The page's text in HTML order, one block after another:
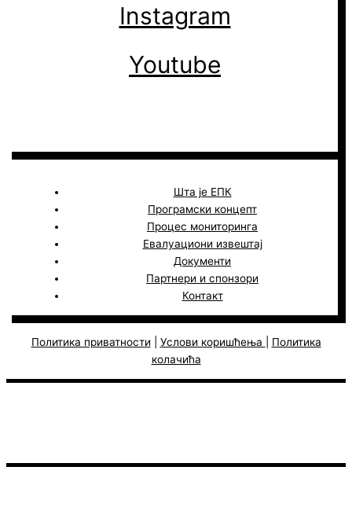
Instagram
Youtube
Шта је ЕПК
Програмски концепт
Процес мониторинга
Евалуациони извештај
Документи
Партнери и спонзори
Контакт
Политика приватности Услови коришћења
Политика
колачића